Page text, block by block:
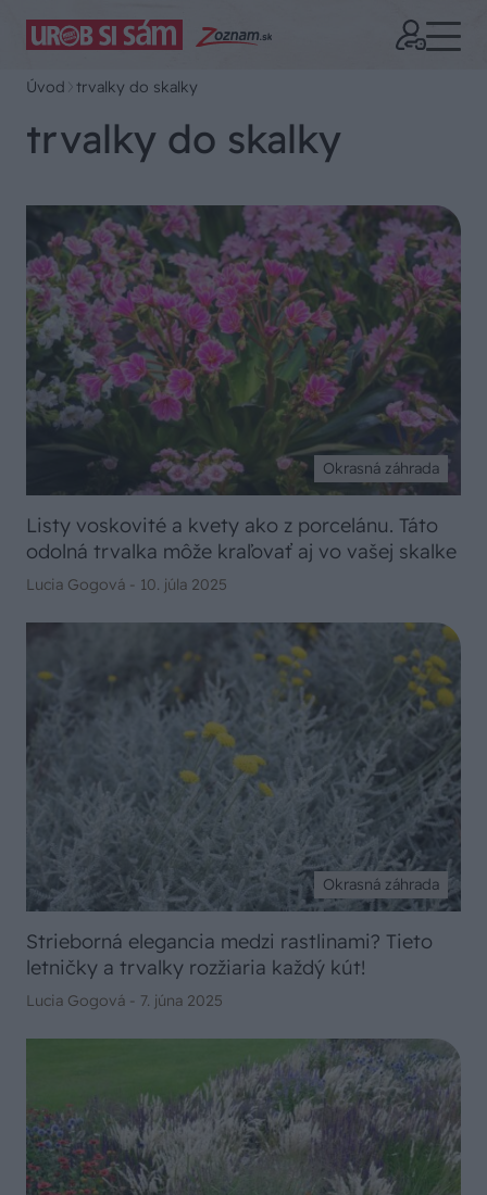
Úvod trvalky do skalky
trvalky do skalky
Okrasná záhrada
Listy voskovité a kvety ako z porcelánu. Táto
odolná trvalka môže kraľovať aj vo vašej skalke
Lucia Gogová - 10. júla 2025
Okrasná záhrada
Strieborná elegancia medzi rastlinami? Tieto
letničky a trvalky rozžiaria každý kút!
Lucia Gogová - 7. júna 2025